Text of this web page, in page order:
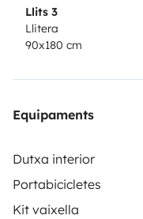
Llits 3
Llitera
90x180 cm
Equipaments
Dutxa interior
Portabicicletes
Kit vaixella